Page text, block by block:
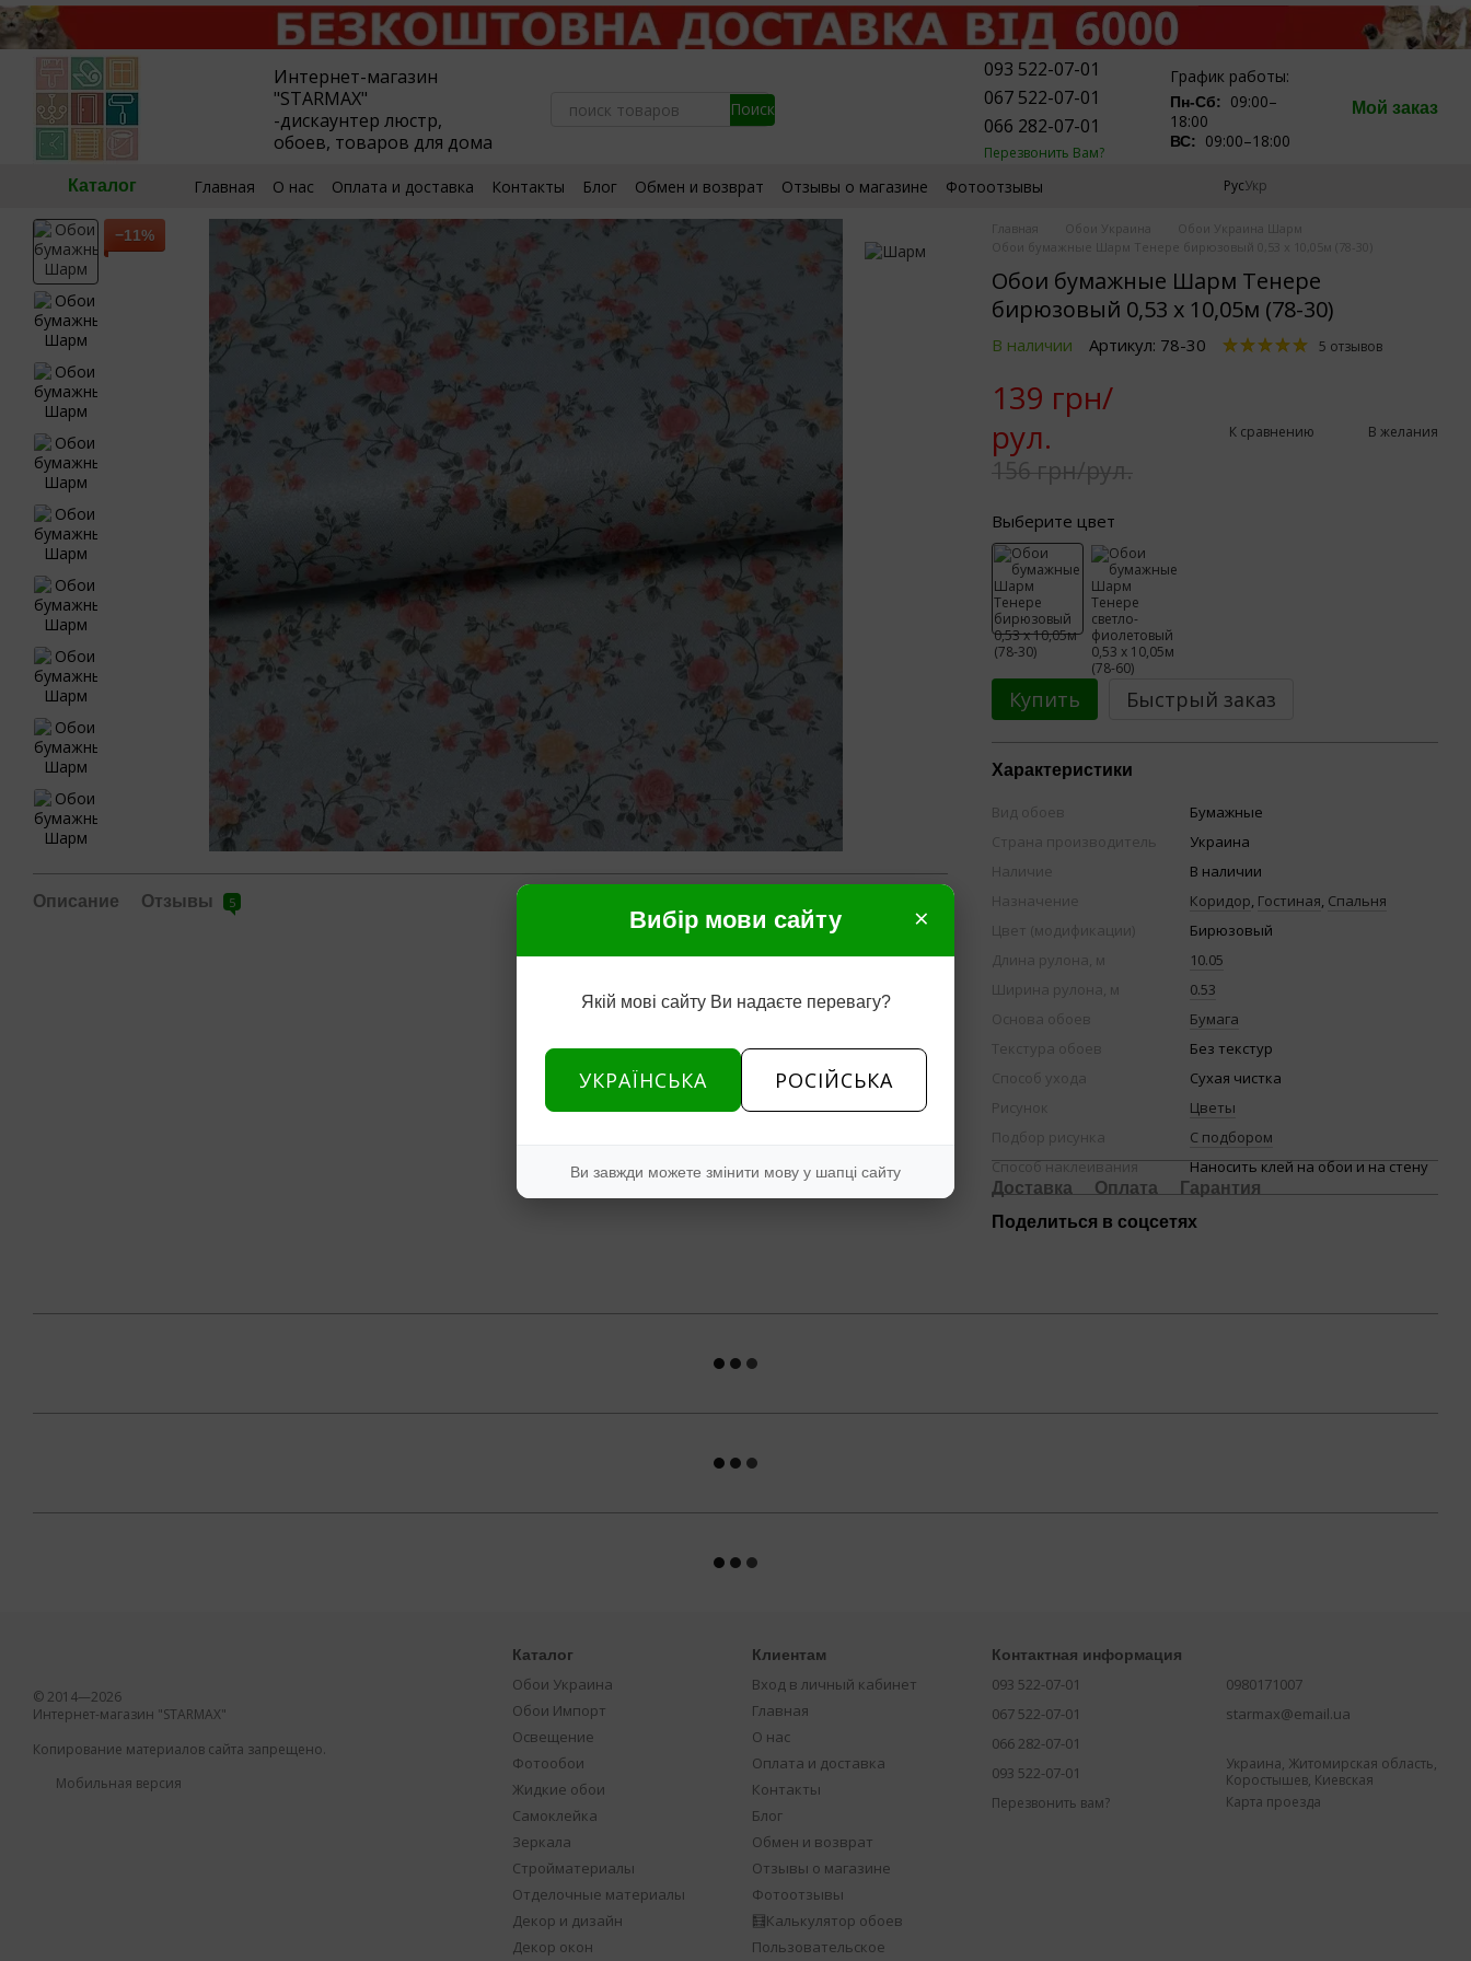
Перейти к основному контенту
Интернет-магазин
"STARMAX"
-дискаунтер люстр,
обоев, товаров для дома
093 522-07-01
067 522-07-01
066 282-07-01
Перезвонить Вам?
График работы:
Пн-Сб:
09:00–
18:00
ВС: 09:00–18:00
Мой заказ
Каталог Главная О нас Оплата и доставка Контакты Блог Обмен и возврат Отзывы о магазине
Фотоотзывы
РусУкр
−11%
Описание Отзывы 5
Главная Обои Украина
Обои Украина Шарм
Обои бумажные Шарм Тенере бирюзовый 0,53 х 10,05м (78-30)
Обои бумажные Шарм Тенере
бирюзовый 0,53 х 10,05м (78-30)
В наличии Артикул: 78-30 5 отзывов
139 грн/
рул.
156 грн/рул.
К сравнению В желания
Выберите цвет
Купить Быстрый заказ
Характеристики
Вид обоев
Бумажные
Страна производитель
Украина
Наличие
В наличии
Назначение
Коридор, Гостиная, Спальня
Цвет (модификации)
Бирюзовый
Длина рулона, м
10.05
Ширина рулона, м
0.53
Основа обоев
Бумага
Текстура обоев
Без текстур
Способ ухода
Сухая чистка
Рисунок
Цветы
Подбор рисунка
С подбором
Способ наклеивания
Наносить клей на обои и на стену
Доставка Оплата
Гарантия
Поделиться в соцсетях
© 2014—2026
Интернет-магазин "STARMAX"
Копирование материалов сайта запрещено.
Мобильная версия
Каталог
Обои Украина
Обои Импорт
Освещение
Фотообои
Жидкие обои
Самоклейка
Зеркала
Стройматериалы
Отделочные материалы
Декор и дизайн
Декор окон
Клиентам
Вход в личный кабинет
Главная
О нас
Оплата и доставка
Контакты
Блог
Обмен и возврат
Отзывы о магазине
Фотоотзывы
🧮Калькулятор обоев
Пользовательское
Контактная информация
093 522-07-01
067 522-07-01
066 282-07-01
093 522-07-01
Перезвонить вам?
0980171007
starmax@email.ua
Украина, Житомирская область,
Коростышев, Киевская
Карта проезда
Вибір мови сайту ×
Якій мові сайту Ви надаєте перевагу?
УКРАЇНСЬКА РОСІЙСЬКА
Ви завжди можете змінити мову у шапці сайту